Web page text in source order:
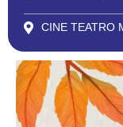
CINE TEATRO